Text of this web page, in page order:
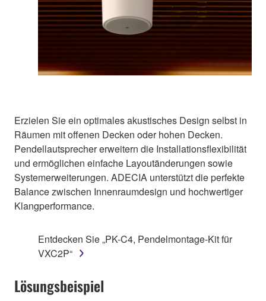
Erzielen Sie ein optimales akustisches Design selbst in
Räumen mit offenen Decken oder hohen Decken.
Pendellautsprecher erweitern die Installationsflexibilität
und ermöglichen einfache Layoutänderungen sowie
Systemerweiterungen. ADECIA unterstützt die perfekte
Balance zwischen Innenraumdesign und hochwertiger
Klangperformance.
Entdecken Sie „PK-C4, Pendelmontage-Kit für
VXC2P“
Lösungsbeispiel